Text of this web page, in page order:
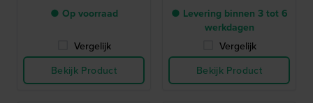
● Op voorraad
Vergelijk
Bekijk Product
● Levering binnen 3 tot 6
werkdagen
Vergelijk
Bekijk Product